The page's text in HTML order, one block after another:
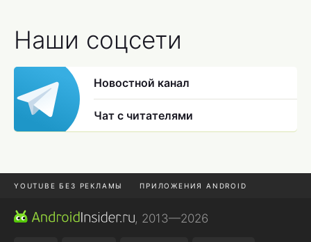
Наши соцсети
Новостной канал
Чат с читателями
YOUTUBE БЕЗ РЕКЛАМЫ ПРИЛОЖЕНИЯ ANDROID
МЕССЕНДЖЕРЫ ONE UI 8.5
, 2013—2026